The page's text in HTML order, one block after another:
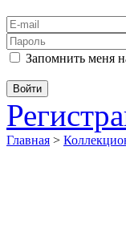
Запомнить меня
Главная >